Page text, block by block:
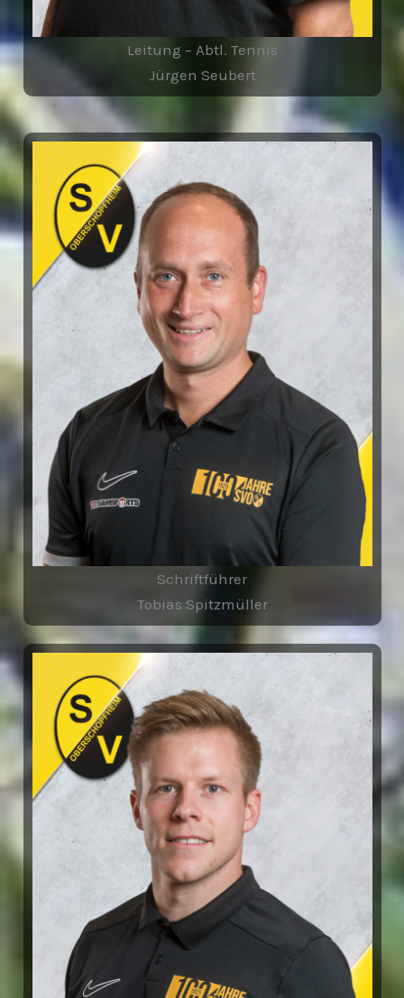
Leitung – Abtl. Tennis
Jürgen Seubert
Schriftführer
Tobias Spitzmüller